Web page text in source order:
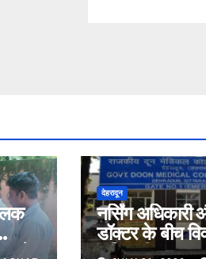
ने
देहरादून
नर्सिंग अधिकारी
डॉक्टर के बीच
अधिकारी का